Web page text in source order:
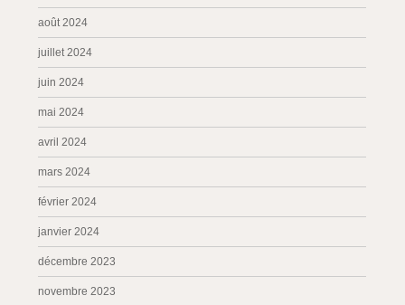
août 2024
juillet 2024
juin 2024
mai 2024
avril 2024
mars 2024
février 2024
janvier 2024
décembre 2023
novembre 2023